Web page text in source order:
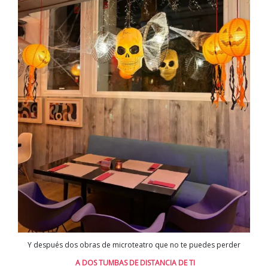
Y después dos obras de microteatro que no te puedes perder
A DOS TUMBAS DE DISTANCIA DE TI